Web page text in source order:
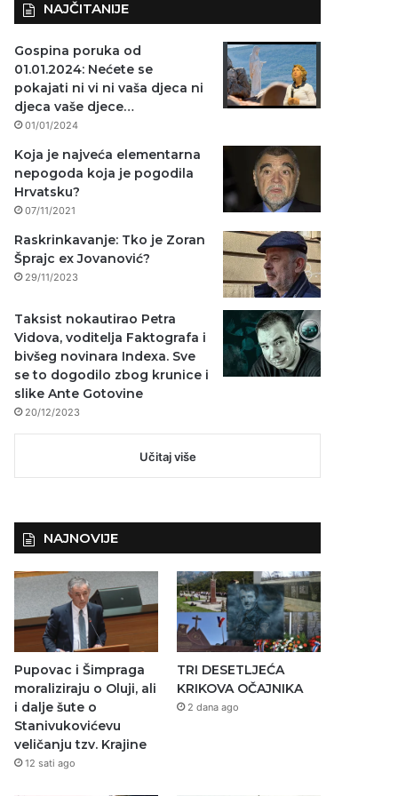
NAJČITANIJE
Gospina poruka od
01.01.2024: Nećete se
pokajati ni vi ni vaša djeca ni
djeca vaše djece…
01/01/2024
Koja je najveća elementarna
nepogoda koja je pogodila
Hrvatsku?
07/11/2021
Raskrinkavanje: Tko je Zoran
Šprajc ex Jovanović?
29/11/2023
Taksist nokautirao Petra
Vidova, voditelja Faktografa i
bivšeg novinara Indexa. Sve
se to dogodilo zbog krunice i
slike Ante Gotovine
20/12/2023
Učitaj više
NAJNOVIJE
Pupovac i Šimpraga
moraliziraju o Oluji, ali
i dalje šute o
Stanivukovićevu
veličanju tzv. Krajine
12 sati ago
TRI DESETLJEĆA
KRIKOVA OČAJNIKA
2 dana ago